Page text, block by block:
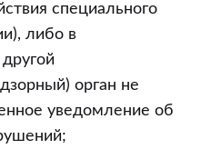
специального
либо в
орган не
уведомление об